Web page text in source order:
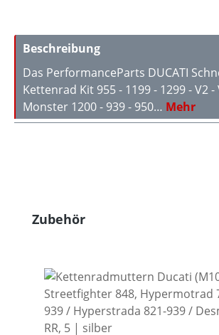
Beschreibung
Das PerformanceParts DUCATI
Kettenrad Kit 955 - 1199 - 1299 - V2 -
Monster 1200 - 939 - 950… Mehr
Produktgalerie überspringen
Zubehör